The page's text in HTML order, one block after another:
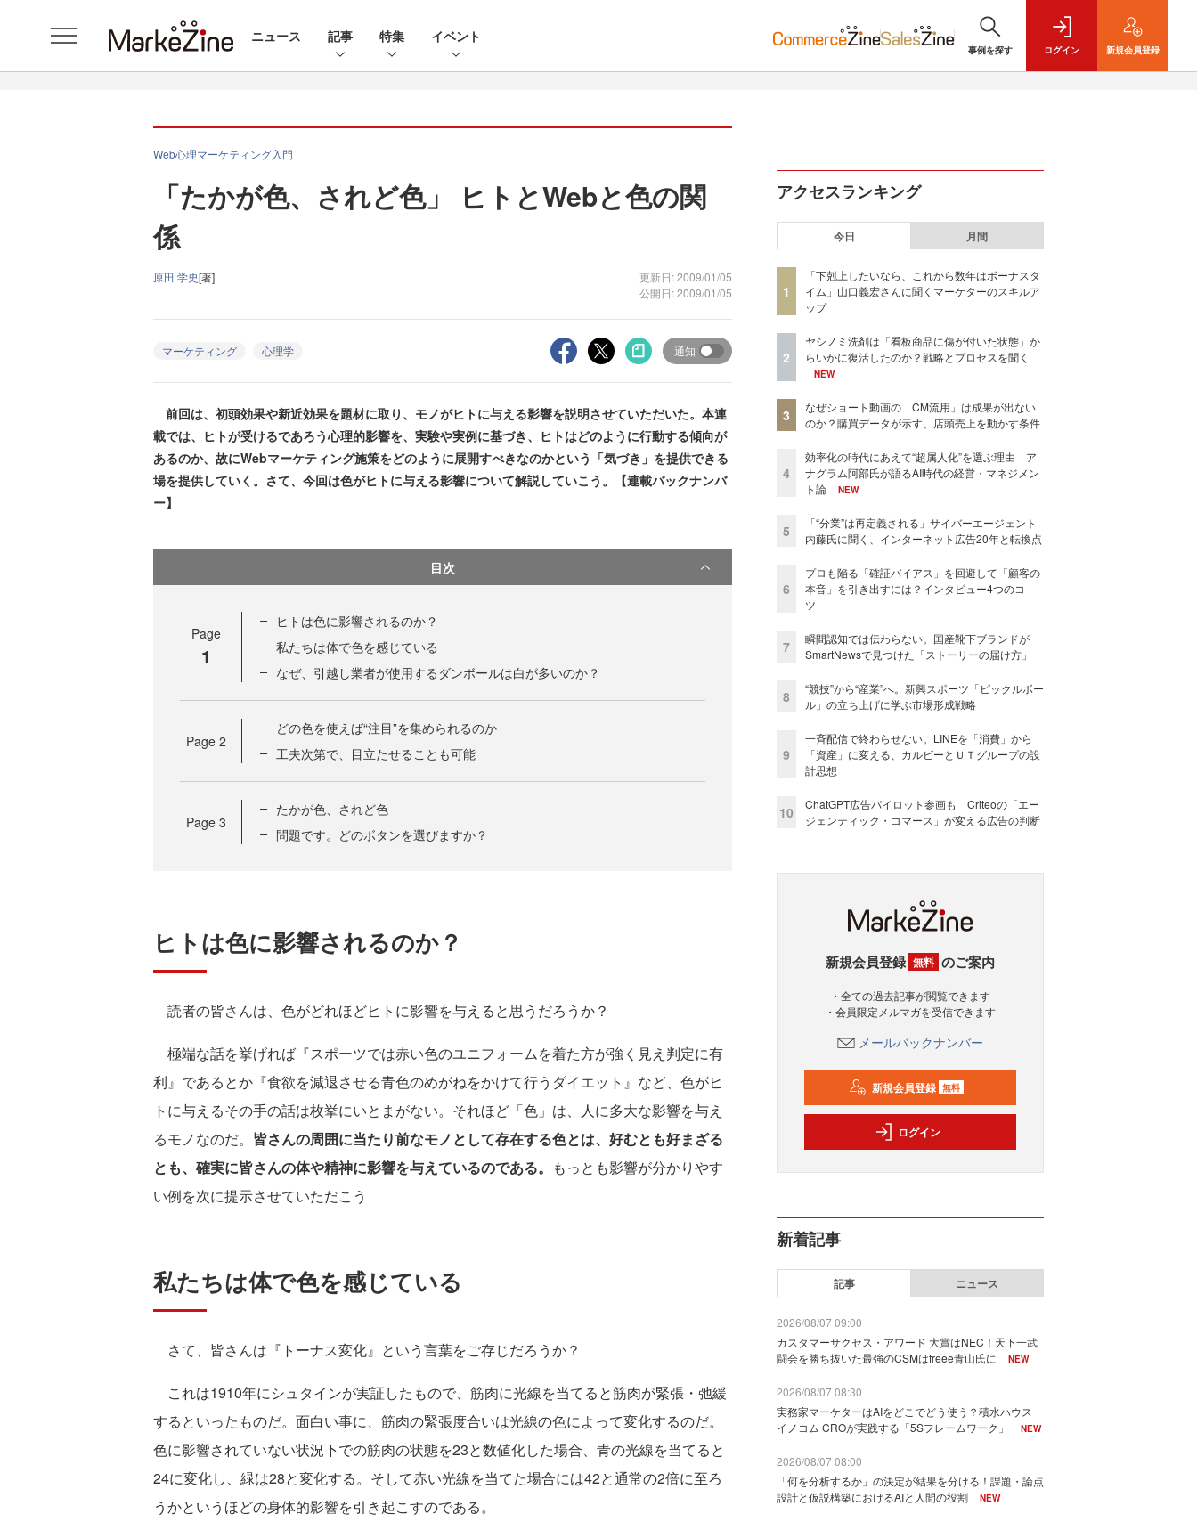
ニュース 記事 特集 イベント
事例を探す ログイン 新規会員登録
Web心理マーケティング入門
「たかが色、されど色」 ヒトとWebと色の関
係
原田 学史[著]
更新日: 2009/01/05
公開日: 2009/01/05
マーケティング 心理学 通知
前回は、初頭効果や新近効果を題材に取り、モノがヒトに与える影響を説明させていただいた。本連
載では、ヒトが受けるであろう心理的影響を、実験や実例に基づき、ヒトはどのように行動する傾向が
あるのか、故にWebマーケティング施策をどのように展開すべきなのかという「気づき」を提供できる
場を提供していく。さて、今回は色がヒトに与える影響について解説していこう。【連載バックナンバ
ー】
目次
Page
1
ヒトは色に影響されるのか？
私たちは体で色を感じている
なぜ、引越し業者が使用するダンボールは白が多いのか？
Page 2
どの色を使えば“注目”を集められるのか
工夫次第で、目立たせることも可能
Page 3
たかが色、されど色
問題です。どのボタンを選びますか？
ヒトは色に影響されるのか？
読者の皆さんは、色がどれほどヒトに影響を与えると思うだろうか？
極端な話を挙げれば『スポーツでは赤い色のユニフォームを着た方が強く見え判定に有
利』であるとか『食欲を減退させる青色のめがねをかけて行うダイエット』など、色がヒ
トに与えるその手の話は枚挙にいとまがない。それほど「色」は、人に多大な影響を与え
るモノなのだ。 皆さんの周囲に当たり前なモノとして存在する色とは、好むとも好まざる
とも、確実に皆さんの体や精神に影響を与えているのである。 もっとも影響が分かりやす
い例を次に提示させていただこう
私たちは体で色を感じている
さて、皆さんは『トーナス変化』という言葉をご存じだろうか？
これは1910年にシュタインが実証したもので、筋肉に光線を当てると筋肉が緊張・弛緩
するといったものだ。面白い事に、筋肉の緊張度合いは光線の色によって変化するのだ。
色に影響されていない状況下での筋肉の状態を23と数値化した場合、青の光線を当てると
24に変化し、緑は28と変化する。そして赤い光線を当てた場合には42と通常の2倍に至ろ
うかというほどの身体的影響を引き起こすのである。
アクセスランキング
今日 月間
1
「下剋上したいなら、これから数年はボーナスタ
イム」山口義宏さんに聞くマーケターのスキルア
ップ
2
ヤシノミ洗剤は「看板商品に傷が付いた状態」か
らいかに復活したのか？戦略とプロセスを聞く
NEW
3
なぜショート動画の「CM流用」は成果が出ない
のか？購買データが示す、店頭売上を動かす条件
4
効率化の時代にあえて“超属人化”を選ぶ理由 ア
ナグラム阿部氏が語るAI時代の経営・マネジメン
ト論
NEW
5
「“分業”は再定義される」サイバーエージェント
内藤氏に聞く、インターネット広告20年と転換点
6
プロも陥る「確証バイアス」を回避して「顧客の
本音」を引き出すには？インタビュー4つのコ
ツ
7
瞬間認知では伝わらない。国産靴下ブランドが
SmartNewsで見つけた「ストーリーの届け方」
8
“競技”から“産業”へ。新興スポーツ「ピックルボー
ル」の立ち上げに学ぶ市場形成戦略
9
一斉配信で終わらせない。LINEを「消費」から
「資産」に変える、カルビーとＵＴグループの設
計思想
10
ChatGPT広告パイロット参画も Criteoの「エー
ジェンティック・コマース」が変える広告の判断
新規会員登録 無料 のご案内
・全ての過去記事が閲覧できます
・会員限定メルマガを受信できます
メールバックナンバー
新規会員登録 無料
ログイン
新着記事
記事 ニュース
2026/08/07 09:00
カスタマーサクセス・アワード 大賞はNEC！天下一武
闘会を勝ち抜いた最強のCSMはfreee青山氏に
NEW
2026/08/07 08:30
実務家マーケターはAIをどこでどう使う？積水ハウス
イノコム CROが実践する「5Sフレームワーク」
NEW
2026/08/07 08:00
「何を分析するか」の決定が結果を分ける！課題・論点
設計と仮説構築におけるAIと人間の役割
NEW